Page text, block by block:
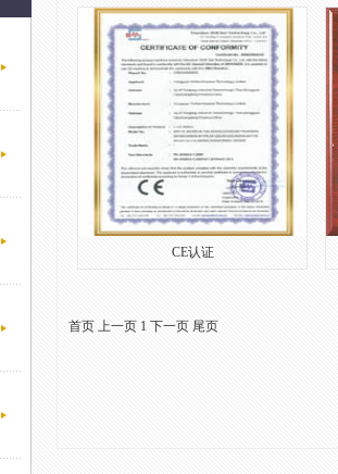
CE认证
首页 上一页 1 下一页 尾页